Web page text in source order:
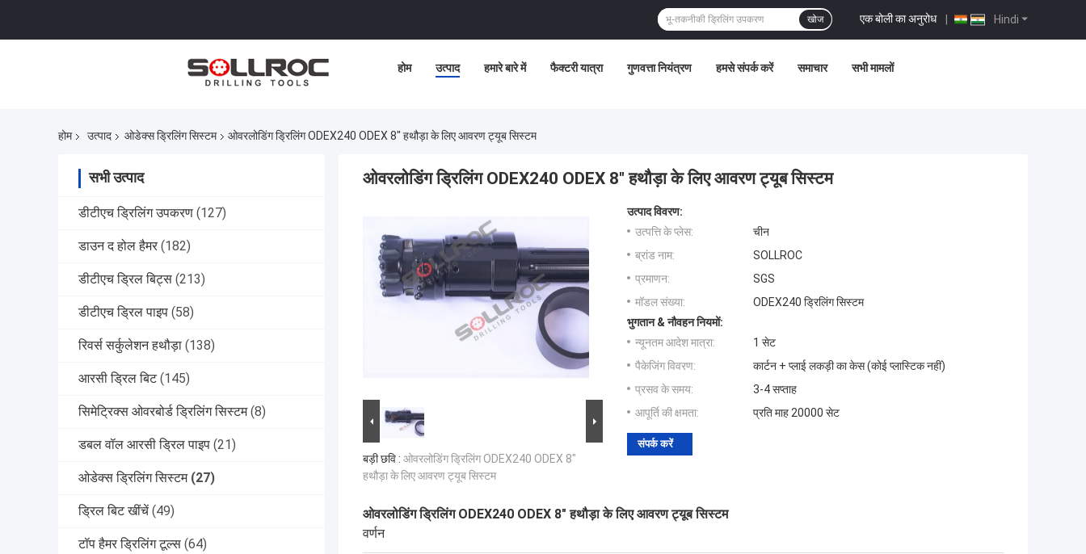
Hindi
एक बोली का अनुरोध |
खोज
होम उत्पाद हमारे बारे में फैक्टरी यात्रा गुणवत्ता नियंत्रण हमसे संपर्क करें समाचार सभी मामलों
होम उत्पाद ओडेक्स ड्रिलिंग सिस्टम ओवरलोडिंग ड्रिलिंग ODEX240 ODEX 8" हथौड़ा के लिए आवरण ट्यूब सिस्टम
सभी उत्पाद
डीटीएच ड्रिलिंग उपकरण (127)
डाउन द होल हैमर (182)
डीटीएच ड्रिल बिट्स (213)
डीटीएच ड्रिल पाइप (58)
रिवर्स सर्कुलेशन हथौड़ा (138)
आरसी ड्रिल बिट (145)
सिमेट्रिक्स ओवरबोर्ड ड्रिलिंग सिस्टम (8)
डबल वॉल आरसी ड्रिल पाइप (21)
ओडेक्स ड्रिलिंग सिस्टम (27)
ड्रिल बिट खींचें (49)
टॉप हैमर ड्रिलिंग टूल्स (64)
ओवरलोडिंग ड्रिलिंग ODEX240 ODEX 8" हथौड़ा के लिए आवरण ट्यूब सिस्टम
बड़ी छवि : ओवरलोडिंग ड्रिलिंग ODEX240 ODEX 8"
हथौड़ा के लिए आवरण ट्यूब सिस्टम
उत्पाद विवरण:
उत्पत्ति के प्लेस:
चीन
ब्रांड नाम:
SOLLROC
प्रमाणन:
SGS
मॉडल संख्या:
ODEX240 ड्रिलिंग सिस्टम
भुगतान & नौवहन नियमों:
न्यूनतम आदेश मात्रा:
1 सेट
पैकेजिंग विवरण:
कार्टन + प्लाई लकड़ी का केस (कोई प्लास्टिक नहीं)
प्रसव के समय:
3-4 सप्ताह
आपूर्ति की क्षमता:
प्रति माह 20000 सेट
संपर्क करें
ओवरलोडिंग ड्रिलिंग ODEX240 ODEX 8" हथौड़ा के लिए आवरण ट्यूब सिस्टम
वर्णन